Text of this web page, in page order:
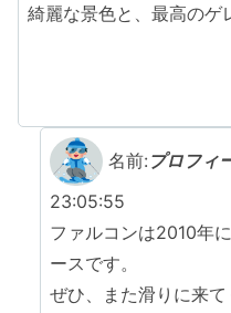
綺麗な景色と、最高の
名前: プロフィ
23:05:55
ファルコンは2010年
ースです。
ぜひ、また滑りに来て